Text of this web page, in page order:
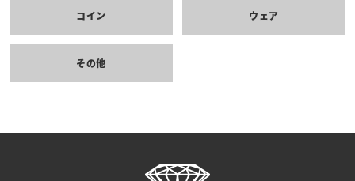
コイン ウェア
その他